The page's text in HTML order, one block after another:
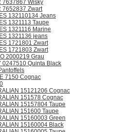
7637867 Wisky
7652837 Zwart
132110134 Jeans
1321113 Taupe
1321116 Marine
1321136 jeans
1721801 Zwart
1721803 Zwart
2000219 Grau
0247510 Quinta Black
7150 Cognac
15121206 Cognac
151578 Cognac
15157804 Taupe
151600 Taupe
15160003 Green
15160004 Black